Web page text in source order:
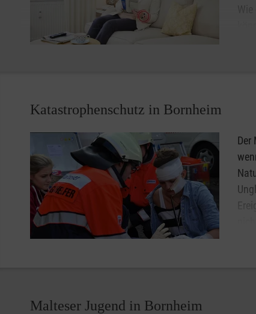
Lassen Sie sich unter 0800 9966001
gebührenfrei
Hausnotruf in Bornheim.
Katastrophenschutz in Bornheim
Der
engagieren.
Malteser Jugend in Bornheim